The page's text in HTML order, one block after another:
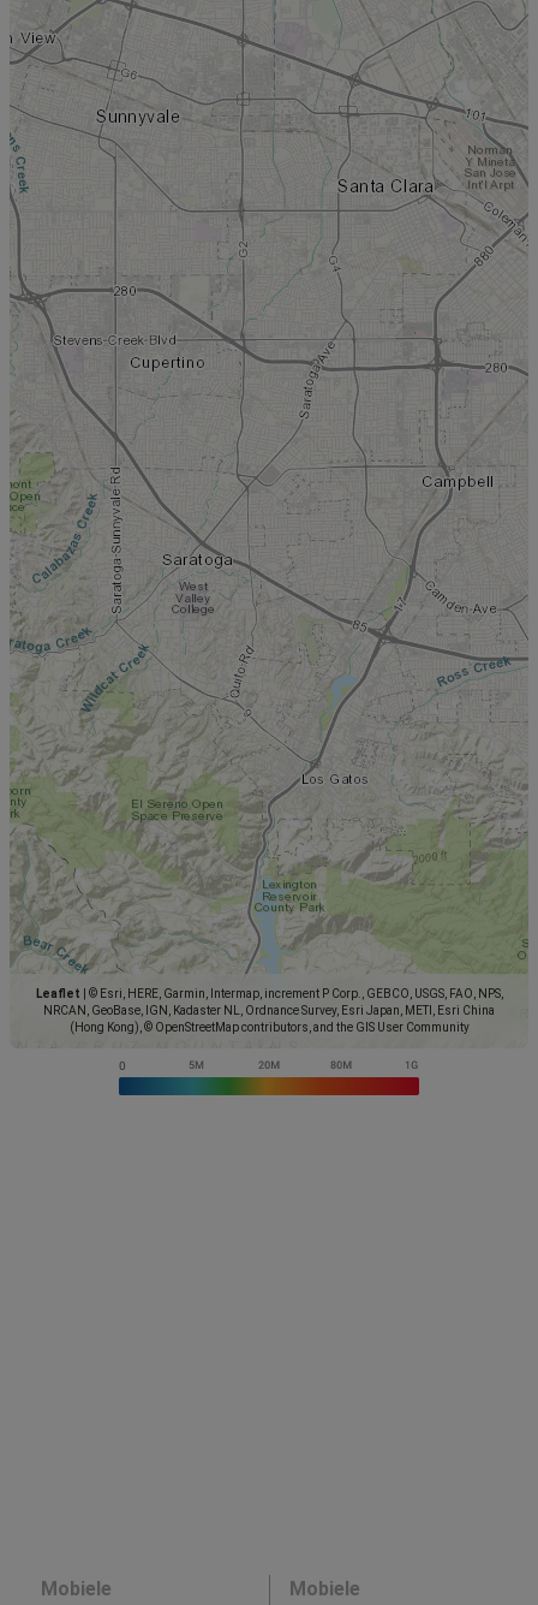
Leaflet
© Esri, HERE, Garmin, Intermap, increment P Corp., GEBCO, USGS, FAO, NPS,
NRCAN, GeoBase, IGN, Kadaster NL, Ordnance Survey, Esri Japan, METI, Esri China
(Hong Kong), © OpenStreetMap contributors, and the GIS User Community
Mobiele
Mobiele